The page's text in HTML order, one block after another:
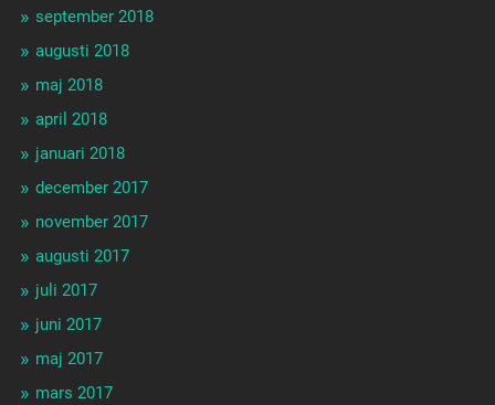
september 2018
augusti 2018
maj 2018
april 2018
januari 2018
december 2017
november 2017
augusti 2017
juli 2017
juni 2017
maj 2017
mars 2017